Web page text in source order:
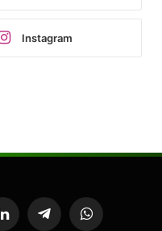
Instagram
LinkedInTelegramWhatsApp